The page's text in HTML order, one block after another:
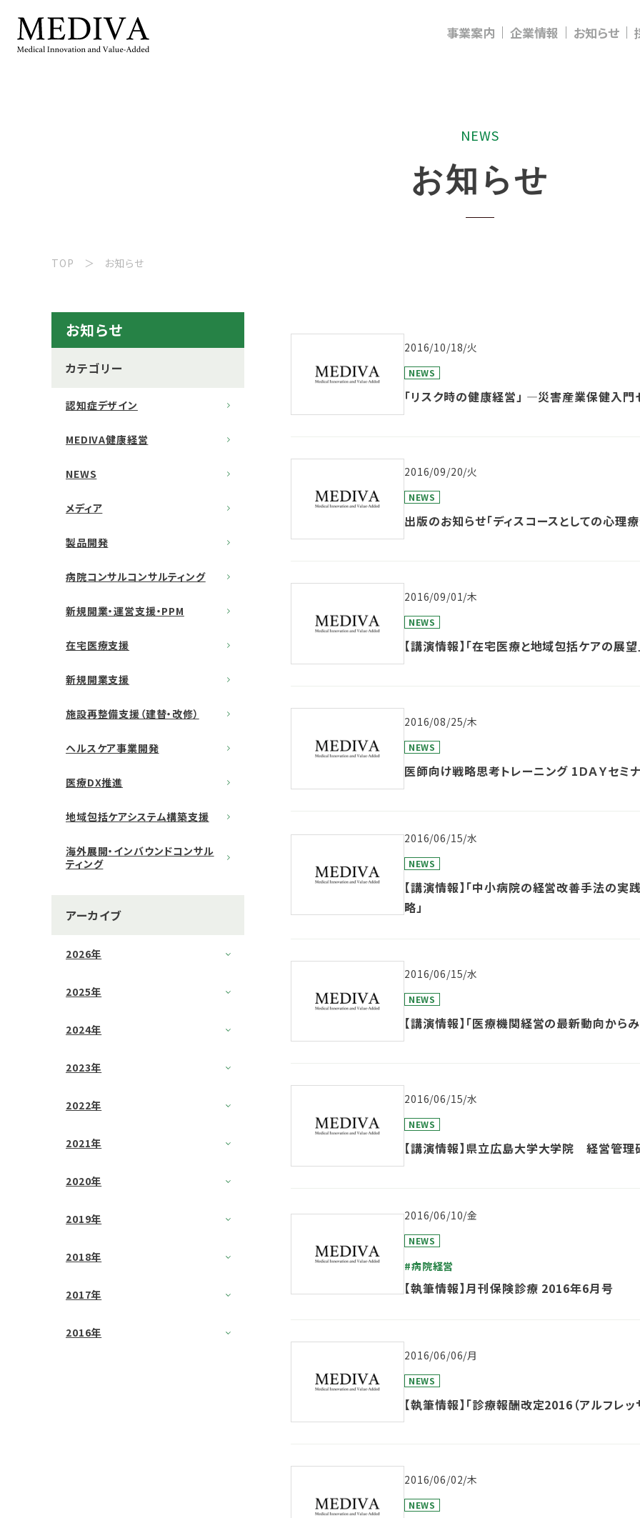
事業案内 企業情報 お知らせ
NEWS
お知 らせ
TOP お知らせ
お知らせ
カテゴリー
認知症デザイン
MEDIVA健康経営
NEWS
メディア
製品開発
病院コンサルコンサルティング
新規開業・運営支援・PPM
在宅医療支援
新規開業支援
施設再整備支援（建替・改修）
ヘルスケア事業開発
医療DX推進
地域包括ケアシステム構築支援
海外展開・インバウンドコンサル
ティング
アーカイブ
2026年
2025年
2024年
2023年
2022年
2021年
2020年
2019年
2018年
2017年
2016年
2016/10/18/火
NEWS
「リスク時の健康経営」 ―災害産業保健入
2016/09/20/火
NEWS
出版のお知らせ「ディスコースとしての心
2016/09/01/木
NEWS
【講演情報】「在宅医療と地域包括ケアの展望
2016/08/25/木
NEWS
医師向け戦略思考トレーニング 1ＤＡＹセ
2016/06/15/水
NEWS
【講演情報】「中小病院の経営改善手法の
略」
2016/06/15/水
NEWS
【講演情報】「医療機関経営の最新動向から
2016/06/15/水
NEWS
【講演情報】県立広島大学大学院 経営管
2016/06/10/金
NEWS
#病院経営
【執筆情報】月刊保険診療 2016年6月号
2016/06/06/月
NEWS
【執筆情報】「診療報酬改定2016（アルフレ
2016/06/02/木
NEWS